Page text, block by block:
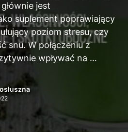
jest
suplement poprawiający
poziom stresu, czy
snu. W połączeniu z
wpływać na …